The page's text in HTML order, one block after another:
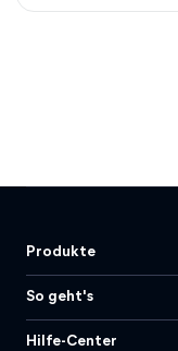
Produkte
So geht's
Hilfe-Center